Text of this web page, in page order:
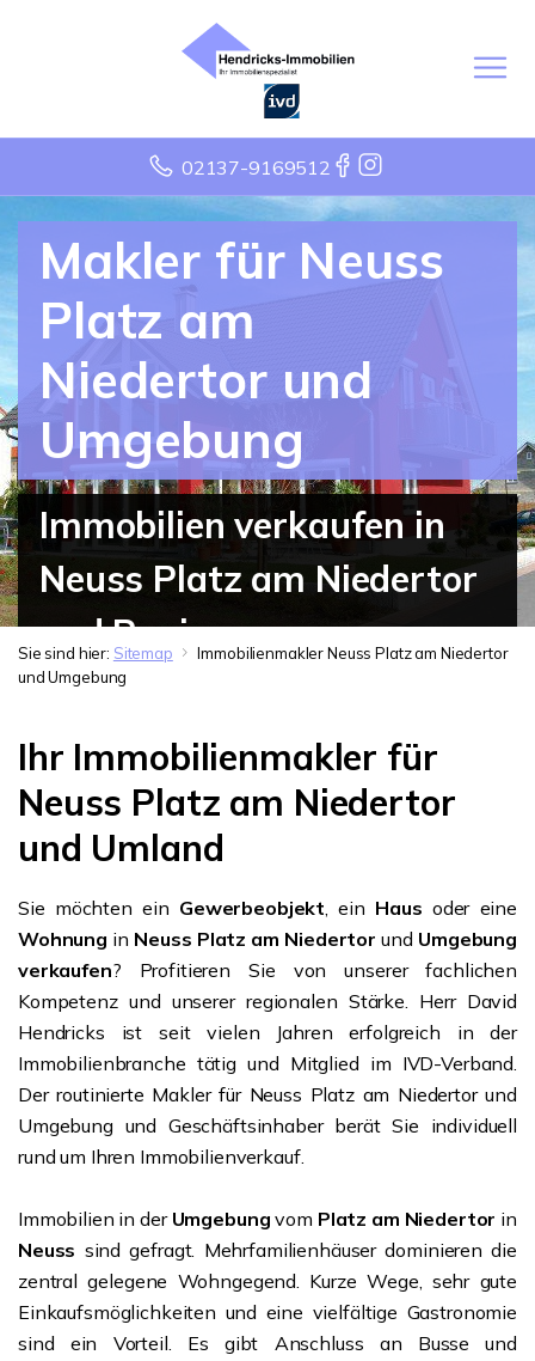
02137-9169512
Makler für Neuss
Platz am
Niedertor und
Umgebung
Immobilien verkaufen in
Neuss Platz am Niedertor
und Region
Sie sind hier: Sitemap
Immobilienmakler Neuss Platz am Niedertor
und Umgebung
Ihr Immobilienmakler für
Neuss Platz am Niedertor
und Umland
Sie möchten ein Gewerbeobjekt, ein Haus oder eine
Wohnung in Neuss Platz am Niedertorund Umgebung
verkaufen? Profitieren Sie von unserer fachlichen
Kompetenz und unserer regionalen Stärke. Herr David
Hendricks ist seit vielen Jahren erfolgreich in der
Immobilienbranche tätig und Mitglied im IVD-Verband.
Der routinierte Makler für Neuss Platz am Niedertor und
Umgebung und Geschäftsinhaber berät Sie individuell
rund um Ihren Immobilienverkauf.
Immobilien in der Umgebungvom Platz am Niedertor in
Neuss sind gefragt. Mehrfamilienhäuser dominieren die
zentral gelegene Wohngegend. Kurze Wege, sehr gute
Einkaufsmöglichkeiten und eine vielfältige Gastronomie
sind ein Vorteil. Es gibt Anschluss an Busse und